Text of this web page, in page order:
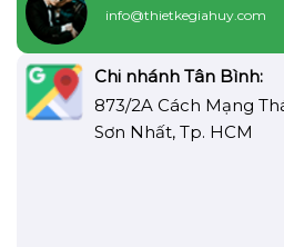
info@thietkegiahuy.com
Chi nhánh Tân Bình:
873/2A Cách Mạng
Sơn Nhất, Tp. HCM